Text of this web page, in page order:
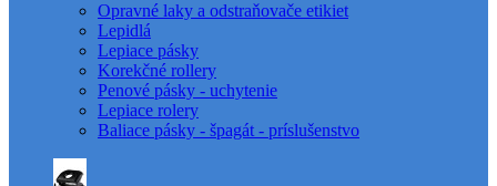
Opravné laky a odstraňovače etikiet
Lepidlá
Lepiace pásky
Korekčné rollery
Penové pásky - uchytenie
Lepiace rolery
Baliace pásky - špagát - príslušenstvo